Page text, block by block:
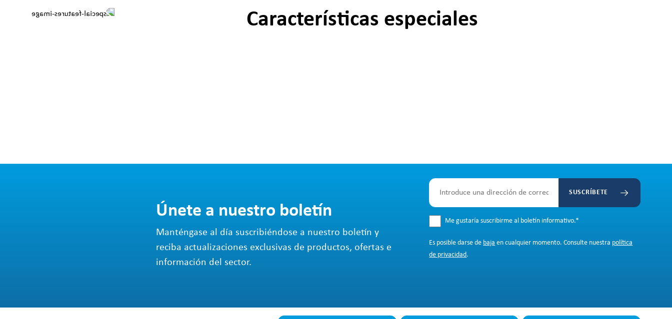
Características especiales
Únete a nuestro boletín
Manténgase al día suscribiéndose a nuestro boletín y
reciba actualizaciones exclusivas de productos, ofertas e
información del sector.
SUSCRÍBETE
Me gustaría suscribirme al boletín informativo.*
Es posible darse de baja en cualquier momento. Consulte nuestra política
de privacidad.